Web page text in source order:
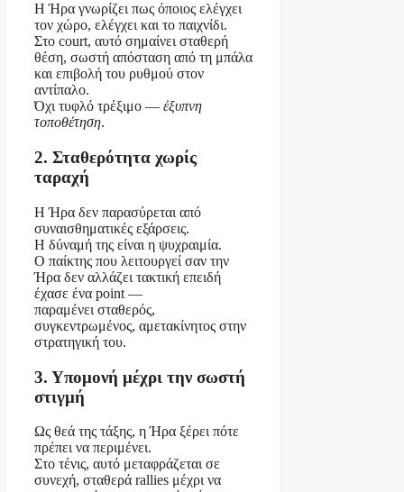
Η Ήρα γνωρίζει πως όποιος ελέγχει
τον χώρο, ελέγχει και το παιχνίδι.
Στο court, αυτό σημαίνει σταθερή
θέση, σωστή απόσταση από τη μπάλα
και επιβολή του ρυθμού στον
αντίπαλο.
Όχι τυφλό τρέξιμο — έξυπνη
τοποθέτηση.
2. Σταθερότητα χωρίς
ταραχή
Η Ήρα δεν παρασύρεται από
συναισθηματικές εξάρσεις.
Η δύναμή της είναι η ψυχραιμία.
Ο παίκτης που λειτουργεί σαν την
Ήρα δεν αλλάζει τακτική επειδή
έχασε ένα point —
παραμένει σταθερός,
συγκεντρωμένος, αμετακίνητος στην
στρατηγική του.
3. Υπομονή μέχρι την σωστή
στιγμή
Ως θεά της τάξης, η Ήρα ξέρει πότε
πρέπει να περιμένει.
Στο τένις, αυτό μεταφράζεται σε
συνεχή, σταθερά rallies μέχρι να